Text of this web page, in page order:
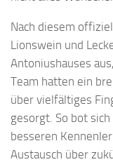
Nach diesem
Lionswein und
Antoniushauses
Team hatten ein
über vielfältiges
gesorgt. So bot
besseren
Austausch über